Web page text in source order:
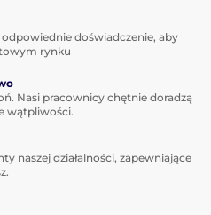
odpowiednie doświadczenie, aby
rynku
Nasi pracownicy chętnie doradzą
wątpliwości.
naszej działalności, zapewniające